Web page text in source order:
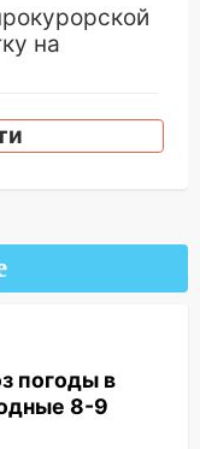
на
на
время» с
на
погоды в
8-9